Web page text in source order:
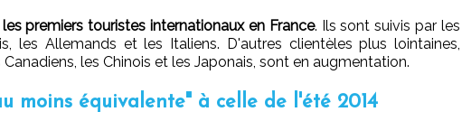
premiers touristes internationaux en France. Ils sont suivis par les
les Allemands et les Italiens. D'autres clientèles plus lointaines,
les Chinois et les Japonais, sont en augmentation.
moins équivalente" à celle de l'été 2014